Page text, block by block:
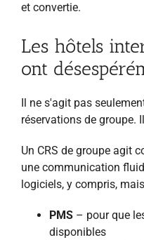
et convertie.
Les hôtels
ont
Il ne s'agit pas
réservations de groupe.
Un CRS de groupe agit
une communication
logiciels, y compris,
PMS – pour que
disponibles